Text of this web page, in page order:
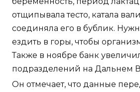
отщипывала тесто, катала
соединяла его в бублик.
ездить в горы, чтобы
Также в ноябре банк
подразделений на Дальнем
Он отмечает, что данные